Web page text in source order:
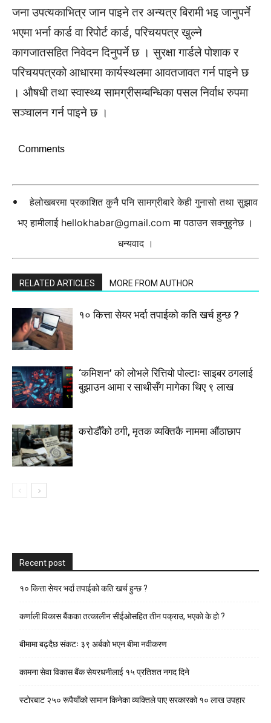
जना उपत्यकाभित्र जान पाइने तर अन्यत्र बिरामी भइ जानुपर्ने
भएमा भर्ना कार्ड वा रिपोर्ट कार्ड, परिचयपत्र खुल्ने
कागजातसहित निवेदन दिनुपर्ने छ । सुरक्षा गार्डले पोशाक र
परिचयपत्रको आधारमा कार्यस्थलमा आवतजावत गर्न पाइने छ
। औषधी तथा स्वास्थ्य सामग्रीसम्बन्धिका पसल निर्वाध रुपमा
सञ्चालन गर्न पाइने छ ।
Comments
हेलोखबरमा प्रकाशित कुनै पनि सामग्रीबारे केही गुनासो तथा सुझाव
भए हामीलाई hellokhabar@gmail.com मा पठाउन सक्नुहुनेछ ।
धन्यवाद ।
RELATED ARTICLES MORE FROM AUTHOR
१० कित्ता सेयर भर्दा तपाईको कति खर्च हुन्छ ?
‘कमिशन’ को लोभले रित्तियो पोल्टाः साइबर ठगलाई
बुझाउन आमा र साथीसँग मागेका थिए ९ लाख
करोडौँको ठगी, मृतक व्यक्तिकै नाममा औंठाछाप
Recent post
१० कित्ता सेयर भर्दा तपाईको कति खर्च हुन्छ ?
कर्णाली विकास बैंकका तत्कालीन सीईओसहित तीन पक्राउ, भएकाे के हाे ?
बीमामा बढ्दैछ संकटः ३९ अर्बको भएन बीमा नवीकरण
कामना सेवा विकास बैंक सेयरधनीलाई १५ प्रतिशत नगद दिने
स्टाेरबाट २५० रूपैयाँको सामान किनेका व्यक्तिले पाए सरकारको १० लाख उपहार